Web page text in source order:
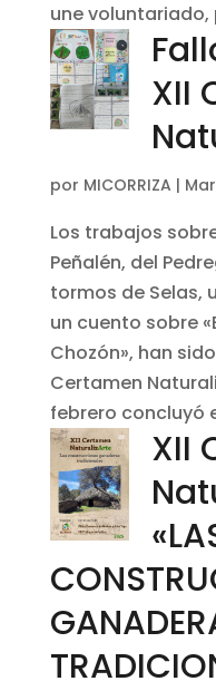
une voluntariado,
XII
por MICORRIZA |
Los trabajos
Peñalén, del
tormos de Selas,
un cuento sobre
Chozón», han
Certamen
febrero concluyó
XII